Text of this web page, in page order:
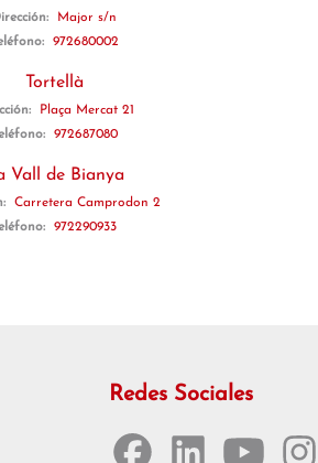
Major s/n
972680002
Tortellà
Plaça Mercat 21
972687080
Vall de Bianya
Carretera Camprodon 2
972290933
Redes Sociales